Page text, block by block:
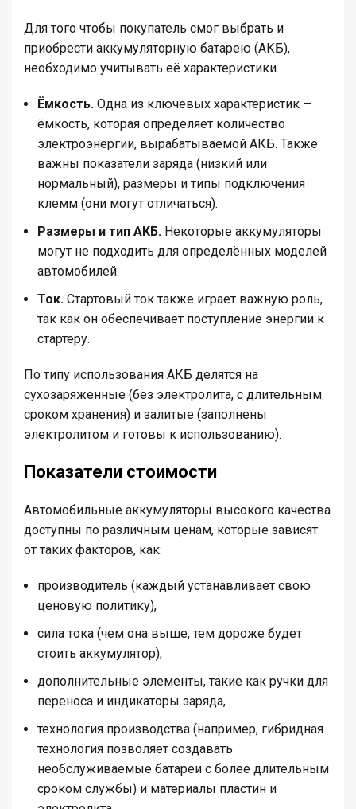
Для того чтобы покупатель смог выбрать и
приобрести аккумуляторную батарею (АКБ),
необходимо учитывать её характеристики.
Ёмкость. Одна из ключевых характеристик —
ёмкость, которая определяет количество
электроэнергии, вырабатываемой АКБ. Также
важны показатели заряда (низкий или
нормальный), размеры и типы подключения
клемм (они могут отличаться).
Размеры и тип АКБ. Некоторые аккумуляторы
могут не подходить для определённых моделей
автомобилей.
Ток. Стартовый ток также играет важную роль,
так как он обеспечивает поступление энергии к
стартеру.
По типу использования АКБ делятся на
сухозаряженные (без электролита, с длительным
сроком хранения) и залитые (заполнены
электролитом и готовы к использованию).
Показатели стоимости
Автомобильные аккумуляторы высокого качества
доступны по различным ценам, которые зависят
от таких факторов, как:
производитель (каждый устанавливает свою
ценовую политику),
сила тока (чем она выше, тем дороже будет
стоить аккумулятор),
дополнительные элементы, такие как ручки для
переноса и индикаторы заряда,
технология производства (например, гибридная
технология позволяет создавать
необслуживаемые батареи с более длительным
сроком службы) и материалы пластин и